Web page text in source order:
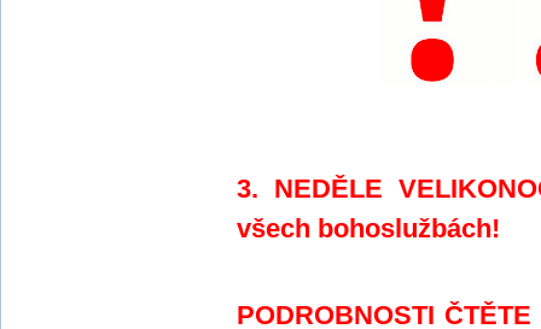
3. NEDĚLE
všech bohoslužbách!
PODROBNOSTI